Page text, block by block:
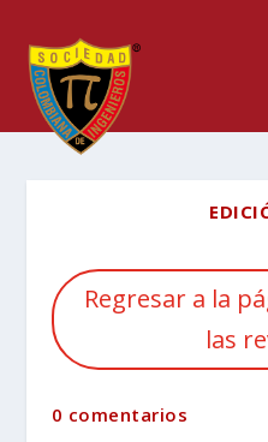
Regresar a la
las
0 comentarios